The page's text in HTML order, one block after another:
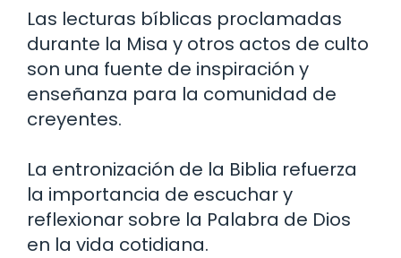
Las lecturas bíblicas proclamadas
durante la Misa y otros actos de culto
son una fuente de inspiración y
enseñanza para la comunidad de
creyentes.
La entronización de la Biblia refuerza
la importancia de escuchar y
reflexionar sobre la Palabra de Dios
en la vida cotidiana.